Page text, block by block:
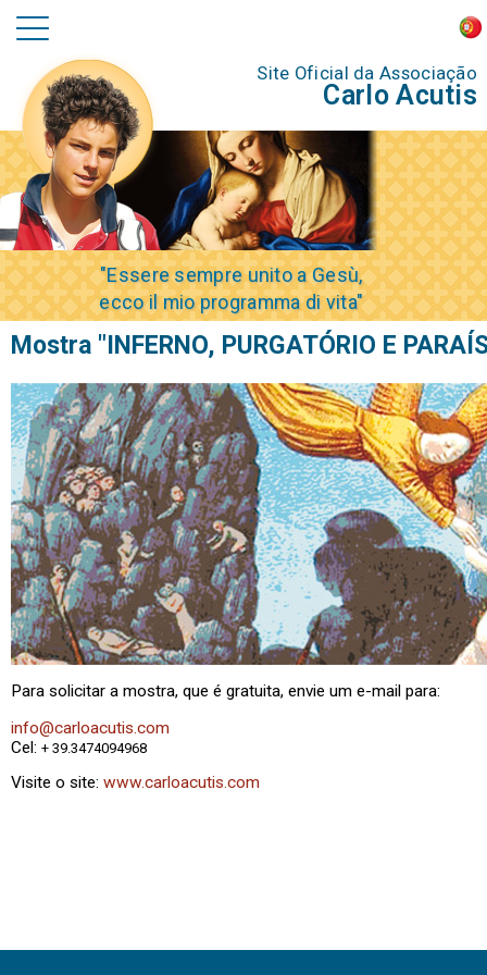
Site Oficial da Associação
Carlo Acutis
"Essere sempre unito a Gesù,
ecco il mio programma di vita"
Mostra "INFERNO, PURGATÓRIO E
Para solicitar a mostra, que é gratuita, envie um e-mail para:
info@carloacutis.com
​Cel: + 39.3474094968
Visite o site: www.carloacutis.com